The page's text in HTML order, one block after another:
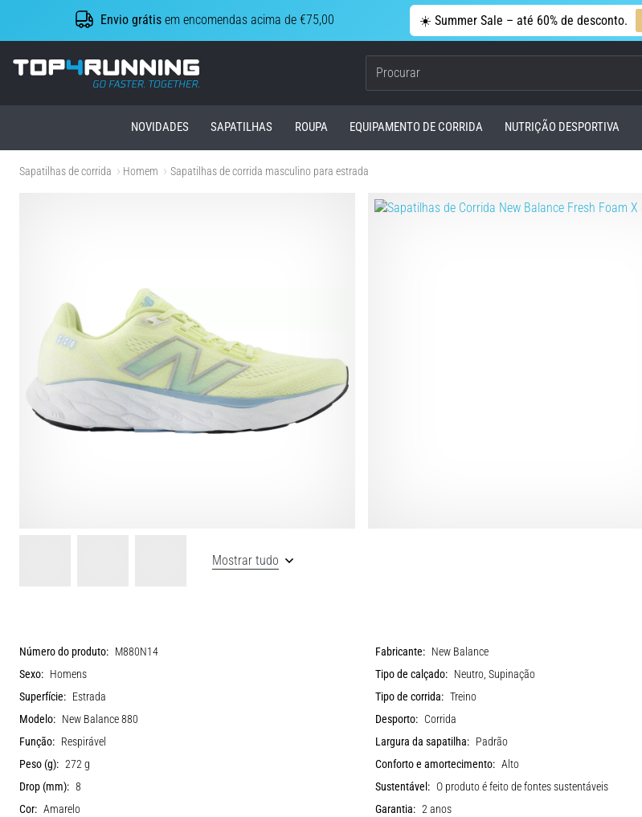
Envio grátis em encomendas acima de €75,00 ☀️ Summer Sale – até 60% de desconto.
Top4Running.pt
NOVIDADES SAPATILHAS ROUPA EQUIPAMENTO DE CORRIDA NUTRIÇÃO DESPORTIVA
Sapatilhas de corrida Homem Sapatilhas de corrida masculino para estrada
Mostrar tudo
Número do produto: M880N14 Fabricante: New Balance
Sexo: Homens Tipo de calçado: Neutro, Supinação
Superfície: Estrada Tipo de corrida: Treino
Modelo: New Balance 880 Desporto: Corrida
Função: Respirável Largura da sapatilha: Padrão
Peso (g): 272 g Conforto e amortecimento: Alto
Drop (mm): 8 Sustentável: O produto é feito de fontes sustentáveis
Cor: Amarelo Garantia: 2 anos